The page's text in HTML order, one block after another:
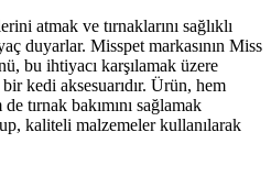
atmak ve tırnaklarını sağlıklı
duyarlar. Misspet markasının Miss
bu ihtiyacı karşılamak üzere
kedi aksesuarıdır. Ürün, hem
tırnak bakımını sağlamak
kaliteli malzemeler kullanılarak